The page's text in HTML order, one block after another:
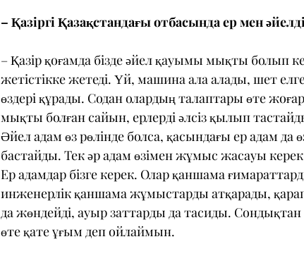
– Қазіргі Қазақстандағы отбасында ер мен
– Қазір қоғамда бізде әйел қауымы мықты болып
жетістікке жетеді. Үй, машина ала алады, шет
өздері құрады. Содан олардың талаптары өте
мықты болған сайын, ерлерді әлсіз қылып
Әйел адам өз рөлінде болса, қасындағы ер адам да
бастайды. Тек әр адам өзімен жұмыс жасауы
Ер адамдар бізге керек. Олар қаншама
инженерлік қаншама жұмыстарды атқарады,
да жөндейді, ауыр заттарды да тасиды.
өте қате ұғым деп ойлаймын.